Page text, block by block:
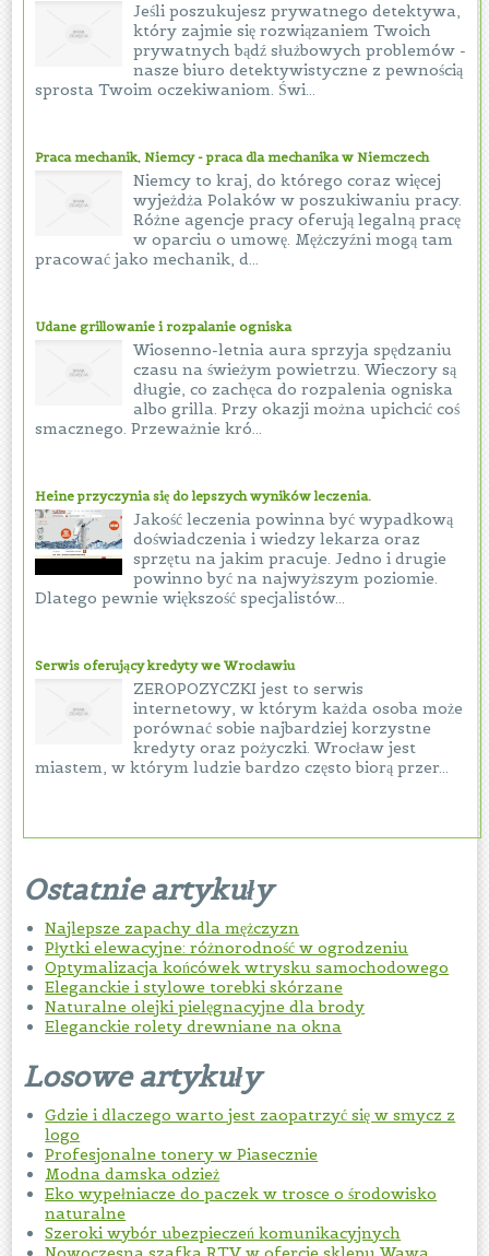
Jeśli poszukujesz prywatnego detektywa,
który zajmie się rozwiązaniem Twoich
prywatnych bądź służbowych problemów -
nasze biuro detektywistyczne z pewnością
sprosta Twoim oczekiwaniom. Świ...
Praca mechanik, Niemcy - praca dla mechanika w Niemczech
Niemcy to kraj, do którego coraz więcej
wyjeżdża Polaków w poszukiwaniu pracy.
Różne agencje pracy oferują legalną pracę
w oparciu o umowę. Mężczyźni mogą tam
pracować jako mechanik, d...
Udane grillowanie i rozpalanie ogniska
Wiosenno-letnia aura sprzyja spędzaniu
czasu na świeżym powietrzu. Wieczory są
długie, co zachęca do rozpalenia ogniska
albo grilla. Przy okazji można upichcić coś
smacznego. Przeważnie kró...
Heine przyczynia się do lepszych wyników leczenia.
Jakość leczenia powinna być wypadkową
doświadczenia i wiedzy lekarza oraz
sprzętu na jakim pracuje. Jedno i drugie
powinno być na najwyższym poziomie.
Dlatego pewnie większość specjalistów...
Serwis oferujący kredyty we Wrocławiu
ZEROPOZYCZKI jest to serwis
internetowy, w którym każda osoba może
porównać sobie najbardziej korzystne
kredyty oraz pożyczki. Wrocław jest
miastem, w którym ludzie bardzo często biorą przer...
Ostatnie artykuły
Najlepsze zapachy dla mężczyzn
Płytki elewacyjne: różnorodność w ogrodzeniu
Optymalizacja końcówek wtrysku samochodowego
Eleganckie i stylowe torebki skórzane
Naturalne olejki pielęgnacyjne dla brody
Eleganckie rolety drewniane na okna
Losowe artykuły
Gdzie i dlaczego warto jest zaopatrzyć się w smycz z
logo
Profesjonalne tonery w Piasecznie
Modna damska odzież
Eko wypełniacze do paczek w trosce o środowisko
naturalne
Szeroki wybór ubezpieczeń komunikacyjnych